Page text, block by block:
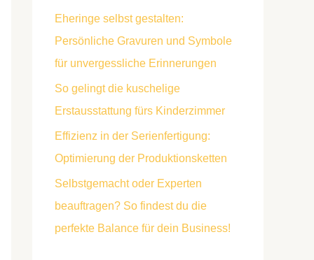
Eheringe selbst gestalten:
Persönliche Gravuren und Symbole
für unvergessliche Erinnerungen
So gelingt die kuschelige
Erstausstattung fürs Kinderzimmer
Effizienz in der Serienfertigung:
Optimierung der Produktionsketten
Selbstgemacht oder Experten
beauftragen? So findest du die
perfekte Balance für dein Business!